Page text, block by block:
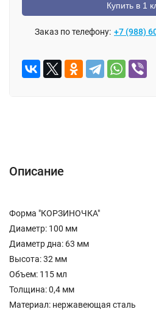
Купить в 1
Заказ по телефону: +7 (988)
Описание
Форма "КОРЗИНОЧКА"
Диаметр: 100 мм
Диаметр дна: 63 мм
Высота: 32 мм
Объем: 115 мл
Толщина: 0,4 мм
Материал: нержавеющая сталь